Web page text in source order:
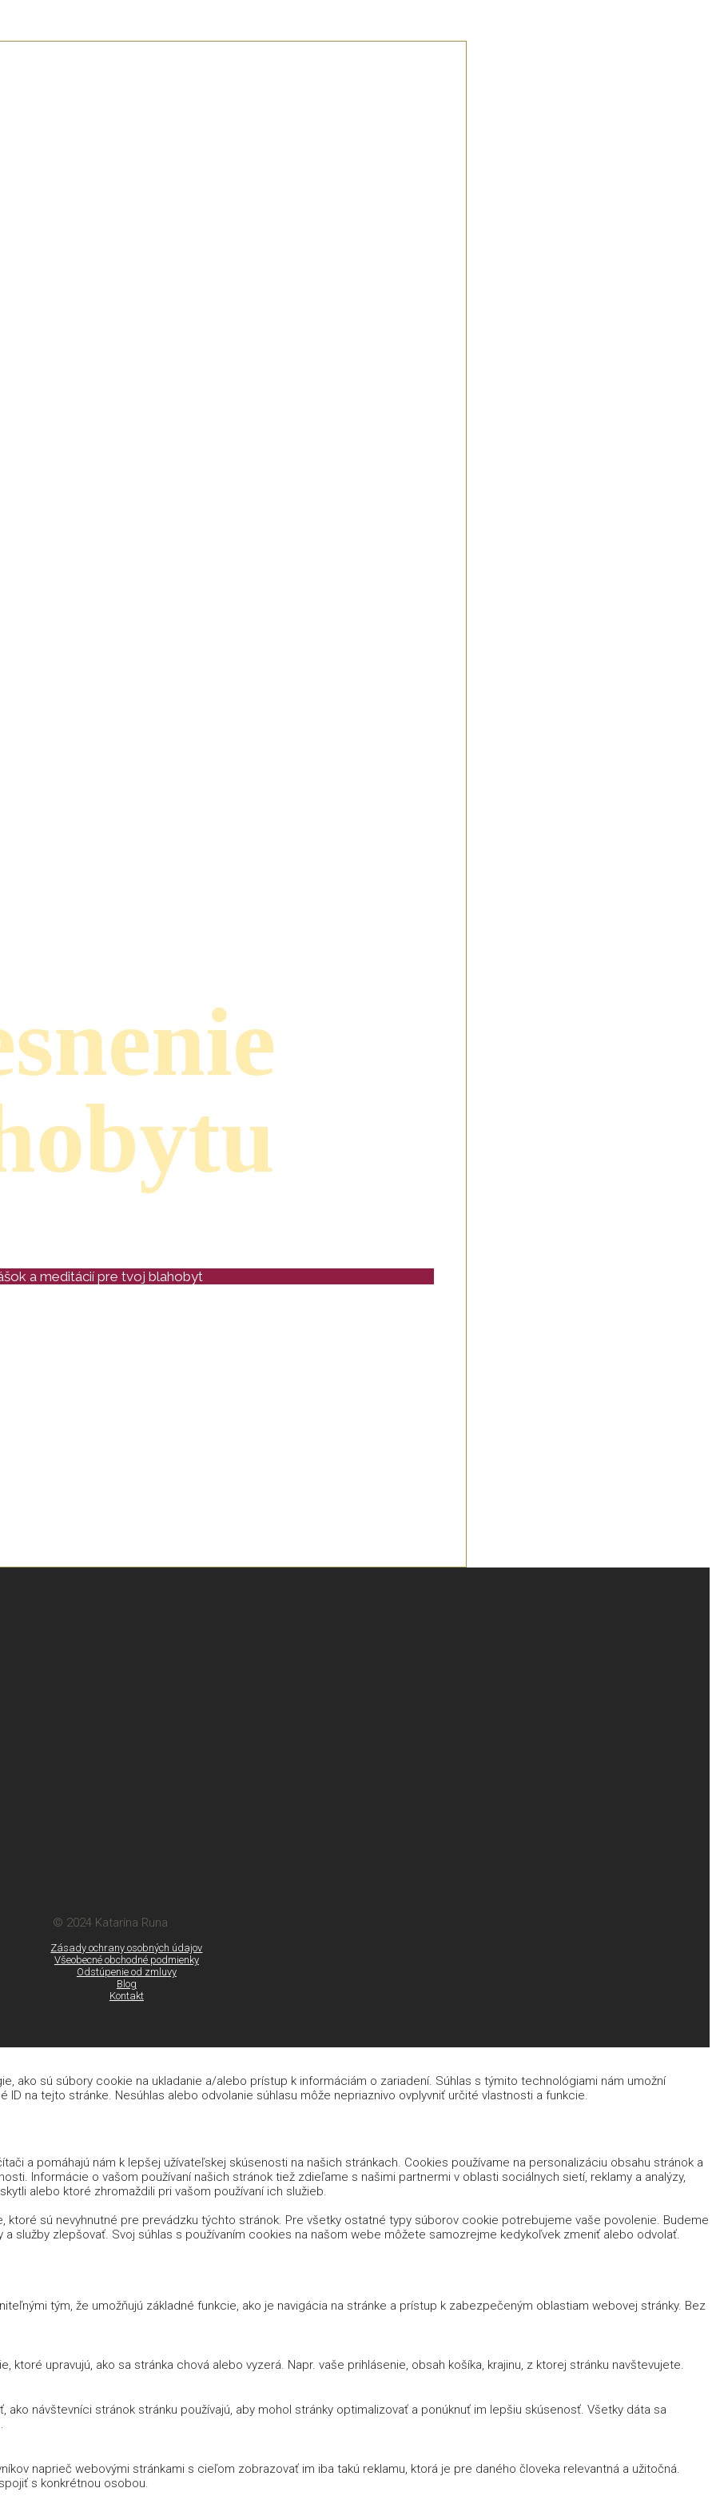
a meditácií pre tvoj blahobyt
© 2024 Katarína Runa
Zásady ochrany osobných údajov
Všeobecné obchodné podmienky
Odstúpenie od zmluvy
Blog
Kontakt
ako sú súbory cookie na ukladanie a/alebo prístup k informáciám o zariadení. Súhlas s týmito technológiami nám umožní
na tejto stránke. Nesúhlas alebo odvolanie súhlasu môže nepriaznivo ovplyvniť určité vlastnosti a funkcie.
a pomáhajú nám k lepšej užívateľskej skúsenosti na našich stránkach. Cookies používame na personalizáciu obsahu stránok a
Informácie o vašom používaní našich stránok tiež zdieľame s našimi partnermi v oblasti sociálnych sietí, reklamy a analýzy,
alebo ktoré zhromaždili pri vašom používaní ich služieb.
ktoré sú nevyhnutné pre prevádzku týchto stránok. Pre všetky ostatné typy súborov cookie potrebujeme vaše povolenie. Budeme
služby zlepšovať. Svoj súhlas s používaním cookies na našom webe môžete samozrejme kedykoľvek zmeniť alebo odvolať.
tým, že umožňujú základné funkcie, ako je navigácia na stránke a prístup k zabezpečeným oblastiam webovej stránky. Bez
upravujú, ako sa stránka chová alebo vyzerá. Napr. vaše prihlásenie, obsah košíka, krajinu, z ktorej stránku navštevujete.
návštevníci stránok stránku používajú, aby mohol stránky optimalizovať a ponúknuť im lepšiu skúsenosť. Všetky dáta sa
naprieč webovými stránkami s cieľom zobrazovať im iba takú reklamu, ktorá je pre daného človeka relevantná a užitočná.
s konkrétnou osobou.